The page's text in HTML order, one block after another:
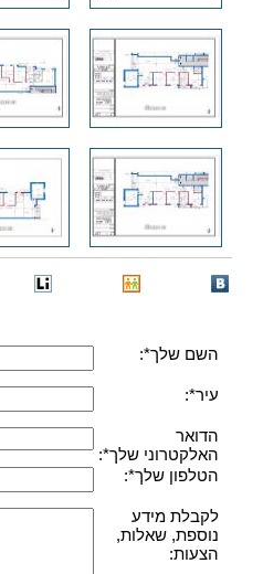
השם שלך*:
עיר*:
הדואר
האלקטרוני שלך*:
הטלפון שלך*:
לקבלת מידע
נוספת, שאלות,
הצעות: